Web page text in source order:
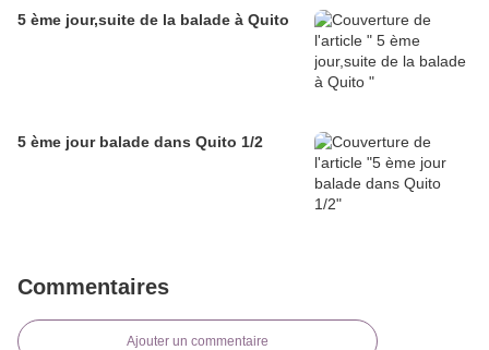
5 ème jour,suite de la balade à Quito
5 ème jour balade dans Quito 1/2
Commentaires
Ajouter un commentaire